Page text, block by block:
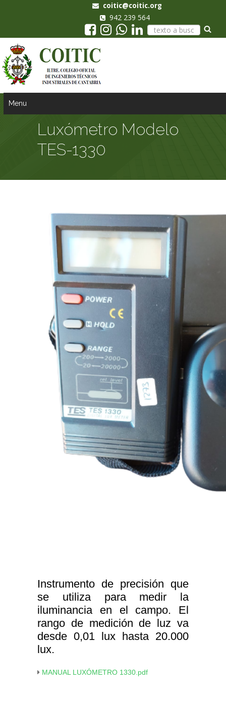
coitic@coitic.org
942 239 564
Menu
Luxómetro Modelo
TES-1330
Instrumento de precisión que
se utiliza para medir la
iluminancia en el campo. El
rango de medición de luz va
desde 0,01 lux hasta 20.000
lux.
MANUAL LUXÓMETRO 1330.pdf